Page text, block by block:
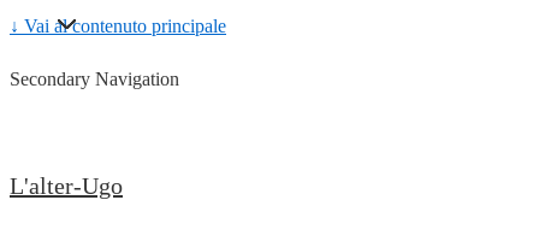
↓ Vai al contenuto principale
Secondary Navigation
L'alter-Ugo